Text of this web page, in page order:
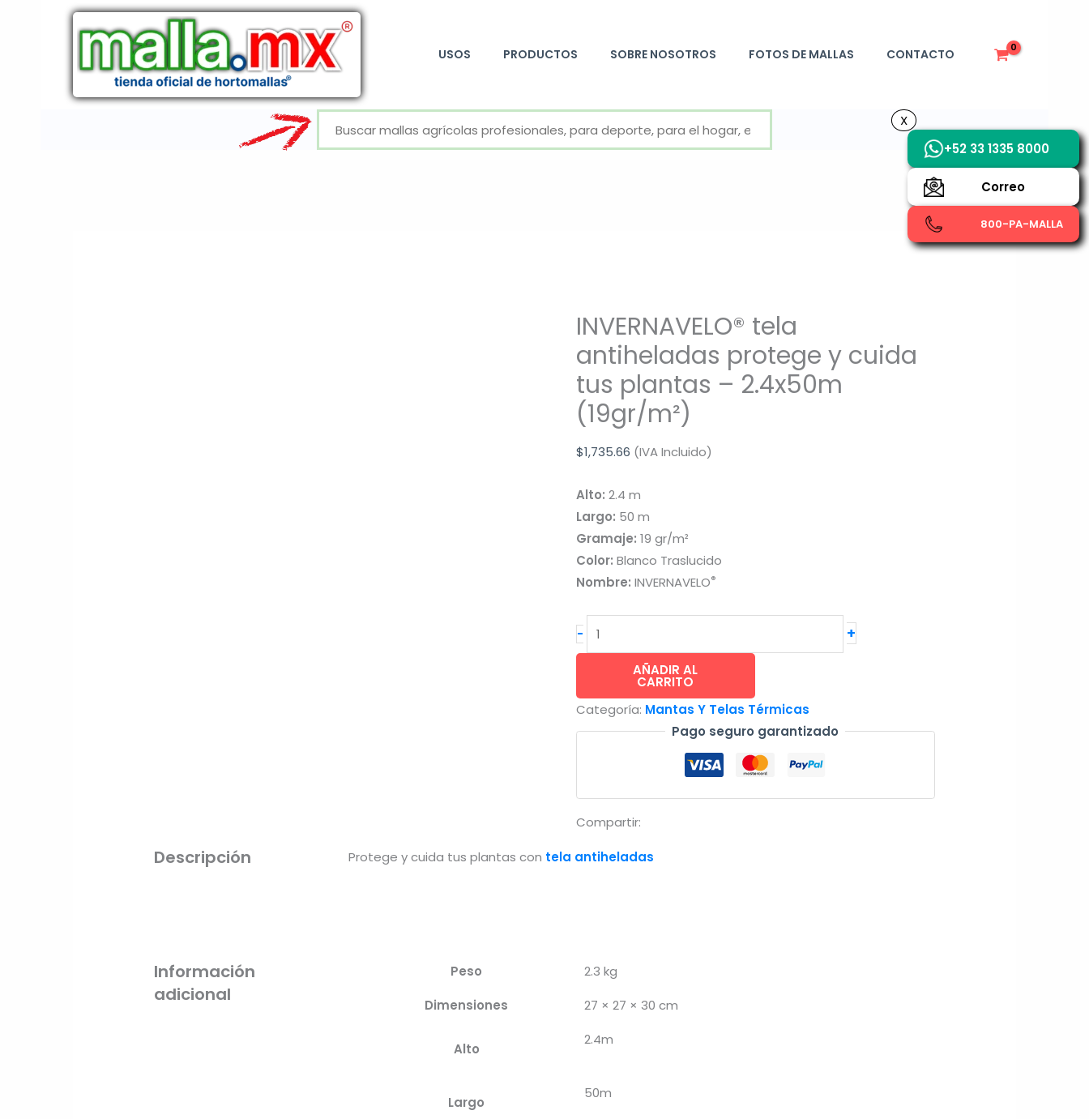
USOS PRODUCTOS SOBRE NOSOTROS FOTOS DE MALLAS CONTACTO
INVERNAVELO® tela
antiheladas protege y cuida
tus plantas – 2.4x50m
(19gr/m²)
$1,735.66 (IVA Incluido)
Alto: 2.4 m
Largo: 50 m
Gramaje: 19 gr/m²
Color: Blanco Traslucido
Nombre: INVERNAVELO®
-
antiheladas
y
cuida
-
2.4x50m
cantidad
+
AÑADIR AL
CARRITO
Categoría: Mantas Y Telas Térmicas
Pago seguro garantizado
Compartir:
Descripción Protege y cuida tus plantas con tela antiheladas
Información
adicional
Peso
2.3 kg
Dimensiones
27 × 27 × 30 cm
Alto
2.4m
Largo
50m
X
+52 33 1335 8000
Correo
800-PA-MALLA
X